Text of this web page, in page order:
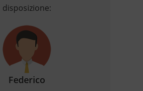
disposizione:
Federico